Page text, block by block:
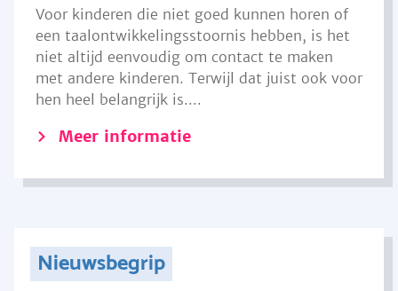
Voor kinderen die niet goed kunnen horen of
een taalontwikkelingsstoornis hebben, is het
niet altijd eenvoudig om contact te maken
met andere kinderen. Terwijl dat juist ook voor
hen heel belangrijk is....
Meer informatie
Nieuwsbegrip